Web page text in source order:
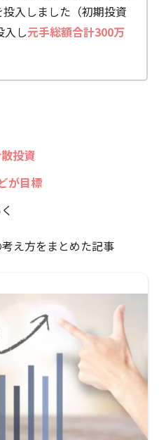
入しました（初期投資
入し元手総額合計300万
投資
が目標
え方をまとめた記事